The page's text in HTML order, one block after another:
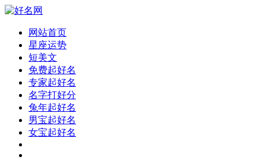
网站首页
星座运势
短美文
免费起好名
专家起好名
名字打好分
兔年起好名
男宝起好名
女宝起好名